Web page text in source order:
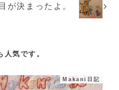
が決まったよ。
人気です。
Makani日記